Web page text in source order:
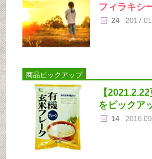
フィラキシ
24
商品ピックアップ
【
をピックア
14